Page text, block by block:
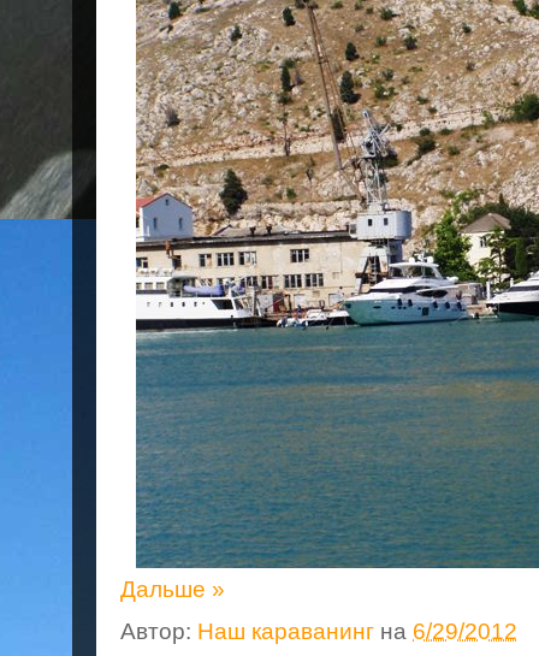
Дальше »
Автор: Наш караванинг на 6/29/2012